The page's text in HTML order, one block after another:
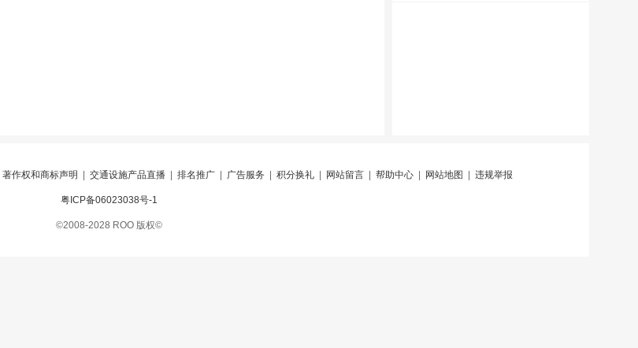
著作权和商标声明 交通设施产品直播 排名推广 广告服务 积分换礼 网站留言 帮助中心 网站地图 违规举报
粤ICP备06023038号-1
©2008-2028 ROO 版权©